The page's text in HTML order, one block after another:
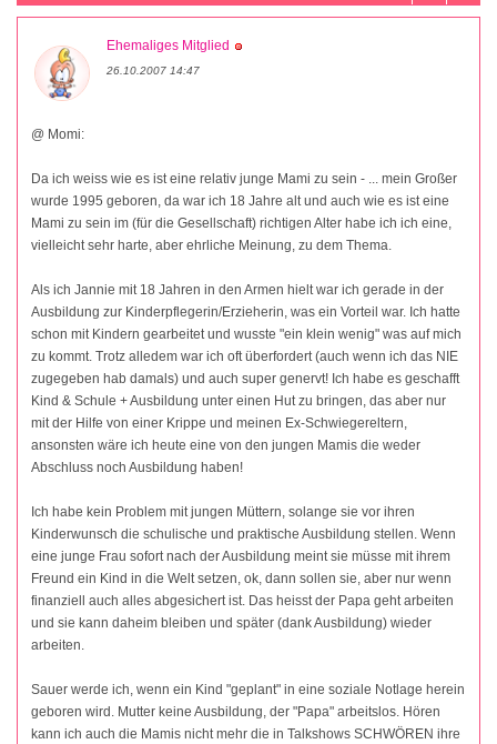
Ehemaliges Mitglied
26.10.2007 14:47
@ Momi:
Da ich weiss wie es ist eine relativ junge Mami zu sein - ... mein Großer
wurde 1995 geboren, da war ich 18 Jahre alt und auch wie es ist eine
Mami zu sein im (für die Gesellschaft) richtigen Alter habe ich ich eine,
vielleicht sehr harte, aber ehrliche Meinung, zu dem Thema.
Als ich Jannie mit 18 Jahren in den Armen hielt war ich gerade in der
Ausbildung zur Kinderpflegerin/Erzieherin, was ein Vorteil war. Ich hatte
schon mit Kindern gearbeitet und wusste "ein klein wenig" was auf mich
zu kommt. Trotz alledem war ich oft überfordert (auch wenn ich das NIE
zugegeben hab damals) und auch super genervt! Ich habe es geschafft
Kind & Schule + Ausbildung unter einen Hut zu bringen, das aber nur
mit der Hilfe von einer Krippe und meinen Ex-Schwiegereltern,
ansonsten wäre ich heute eine von den jungen Mamis die weder
Abschluss noch Ausbildung haben!
Ich habe kein Problem mit jungen Müttern, solange sie vor ihren
Kinderwunsch die schulische und praktische Ausbildung stellen. Wenn
eine junge Frau sofort nach der Ausbildung meint sie müsse mit ihrem
Freund ein Kind in die Welt setzen, ok, dann sollen sie, aber nur wenn
finanziell auch alles abgesichert ist. Das heisst der Papa geht arbeiten
und sie kann daheim bleiben und später (dank Ausbildung) wieder
arbeiten.
Sauer werde ich, wenn ein Kind "geplant" in eine soziale Notlage herein
geboren wird. Mutter keine Ausbildung, der "Papa" arbeitslos. Hören
kann ich auch die Mamis nicht mehr die in Talkshows SCHWÖREN ihre